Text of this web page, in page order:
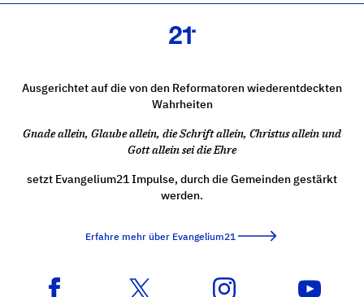
Ausgerichtet auf die von den Reformatoren wiederentdeckten
Wahrheiten
Gnade allein, Glaube allein, die Schrift allein, Christus allein und
Gott allein sei die Ehre
setzt Evangelium21 Impulse, durch die Gemeinden gestärkt
werden.
Erfahre mehr über Evangelium21